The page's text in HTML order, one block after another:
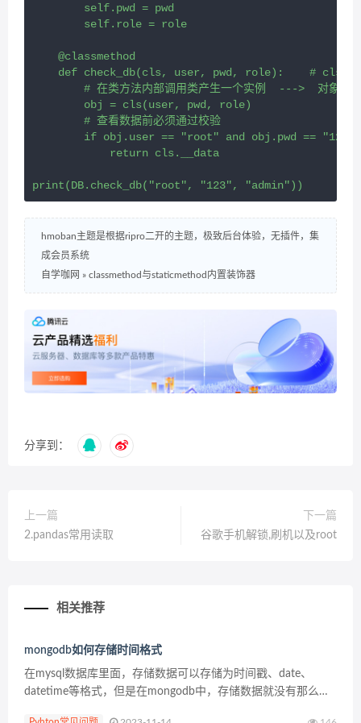
        self.pwd = pwd
        self.role = role
    @classmethod
def check_db(cls, user, pwd, role):    # cls指
        # 在类方法内部调用类产生一个实例  --->  对象
        obj = cls(user, pwd, role)
        # 查看数据前必须通过校验
if obj.user == "root" and obj.pwd == "123"
            return cls.__data
print(DB.check_db("root", "123", "admin"))
hmoban主题是根据ripro二开的主题，极致后台体验，无插件，集
成会员系统
自学咖网 » classmethod与staticmethod内置装饰器
分享到：
上一篇
2.pandas常用读取
下一篇
谷歌手机解锁,刷机以及root
相关推荐
mongodb如何存储时间格式
在mysql数据库里面，存储数据可以存储为时间戳、date、
datetime等格式，但是在mongodb中，存储数据就没有那么多